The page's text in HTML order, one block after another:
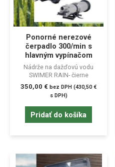
Ponorné nerezové
čerpadlo 300/min s
hlavným vypínačom
Nádrže na dažďovú vodu
SWIMER RAIN- čierne
350,00 € bez DPH (430,50€
s DPH)
Pridať do košíka